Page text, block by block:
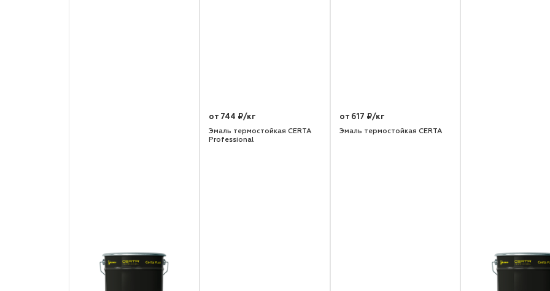
от 744 ₽/кг
Эмаль термостойкая CERTA
Professional
от 617 ₽/кг
Эмаль термостойкая CERTA